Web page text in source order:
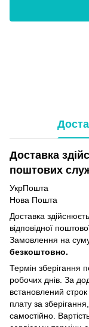
Доставка
поштових
УкрПошта
Нова Пошта
Доставка
відповідної
Замовлення на
безкоштовно.
Термін зберігання
робочих днів. За
встановлений
плату за
самостійно.